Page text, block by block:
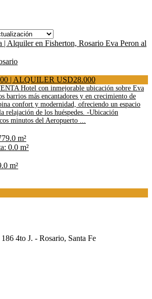
| ALQUILER USD28.000
Hotel con inmejorable ubicación sobre Eva
barrios más encantadores y en crecimiento de
confort y modernidad, ofreciendo un espacio
relajación de los huéspedes. -Ubicación
minutos del Aeropuerto ...
m²
0.0 m²
m²
4to J. - Rosario, Santa Fe